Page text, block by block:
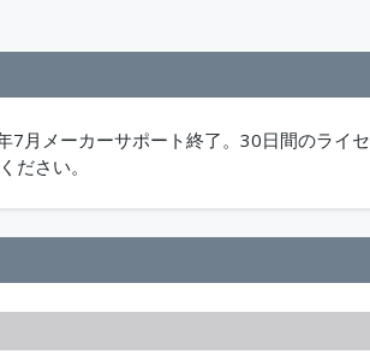
月メーカーサポート終了。30日間のライセ
ださい。